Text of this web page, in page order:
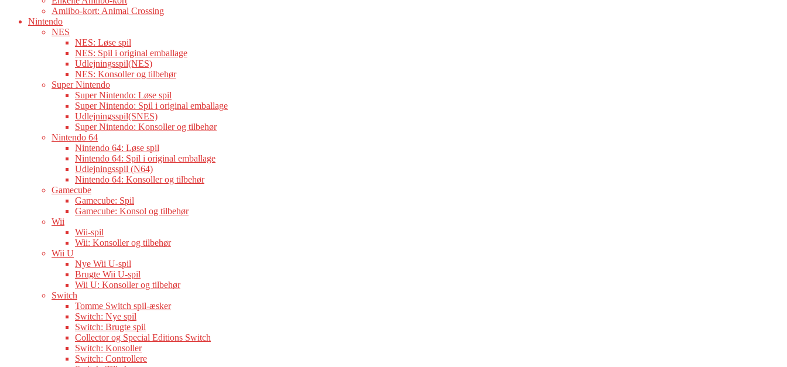
Amiibo-kort: Animal Crossing
Nintendo
NES
NES: Løse spil
NES: Spil i original emballage
Udlejningsspil(NES)
NES: Konsoller og tilbehør
Super Nintendo
Super Nintendo: Løse spil
Super Nintendo: Spil i original emballage
Udlejningsspil(SNES)
Super Nintendo: Konsoller og tilbehør
Nintendo 64
Nintendo 64: Løse spil
Nintendo 64: Spil i original emballage
Udlejningsspil (N64)
Nintendo 64: Konsoller og tilbehør
Gamecube
Gamecube: Spil
Gamecube: Konsol og tilbehør
Wii
Wii-spil
Wii: Konsoller og tilbehør
Wii U
Nye Wii U-spil
Brugte Wii U-spil
Wii U: Konsoller og tilbehør
Switch
Tomme Switch spil-æsker
Switch: Nye spil
Switch: Brugte spil
Collector og Special Editions Switch
Switch: Konsoller
Switch: Controllere